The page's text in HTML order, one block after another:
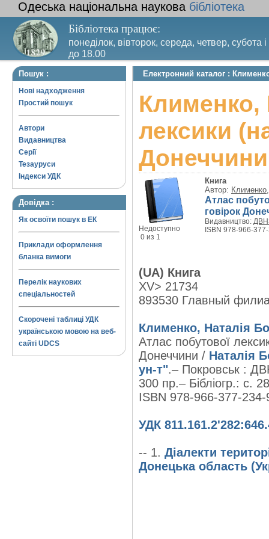
Одеська національна наукова бібліотека
Бібліотека працює:
понеділок, вівторок, середа, четвер, субота
до 18.00
Вихідний день – п’ятниця. Останній четвер
Пошук :
Нові надходження
Простий пошук
Автори
Видавництва
Серії
Тезауруси
Індекси УДК
Довідка :
Як освоїти пошук в ЕК
Приклади оформлення
бланка вимоги
Перелік наукових
спеціальностей
Скорочені таблиці УДК
українською мовою на веб-
сайті UDCS
Електронний каталог :
Клименко,
лексики
Донеччини
Недоступно
0 из 1
Книга
Автор:
Атлас
говірок
Видавництво:
ISBN 978-966-
(UA) Книга
XV> 21734
893530 Главный
Клименко, Наталія
Атлас побутової
Донеччини / Наталія
ун-т".– Покровськ :
300 пр.– Бібліогр.: с.
ISBN 978-966-377-234-
УДК
-- 1. Діалекти
Донецька область